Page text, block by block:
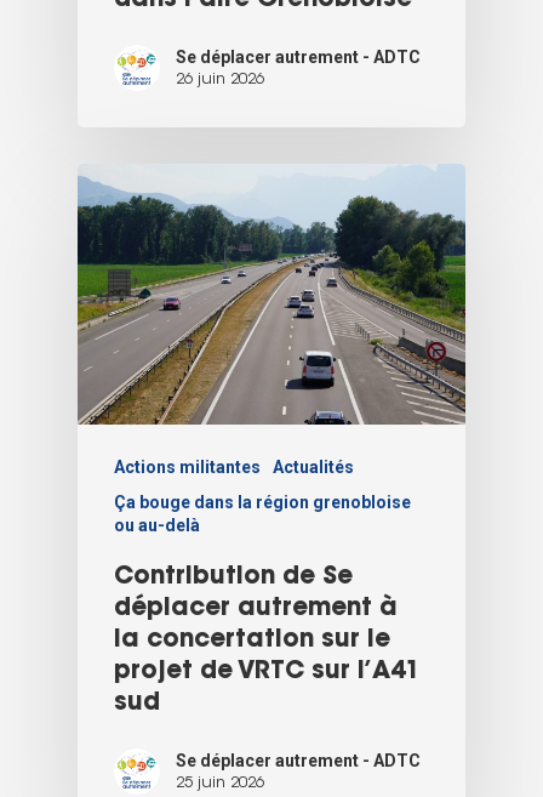
Se déplacer autrement - ADTC
26 juin 2026
Actions militantes
Actualités
Ça bouge dans la région grenobloise
ou au-delà
Contribution de Se
déplacer autrement à
la concertation sur le
projet de VRTC sur l’A41
sud
Se déplacer autrement - ADTC
25 juin 2026